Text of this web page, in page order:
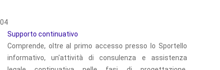
04
Supporto continuativo
Comprende, oltre al primo accesso presso lo Sportello
informativo, un'attività di consulenza e assistenza